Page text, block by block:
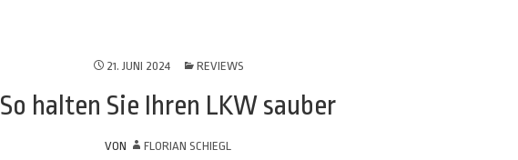
21. JUNI 2024 REVIEWS
So halten Sie Ihren LKW sauber
VON FLORIAN SCHIEGL